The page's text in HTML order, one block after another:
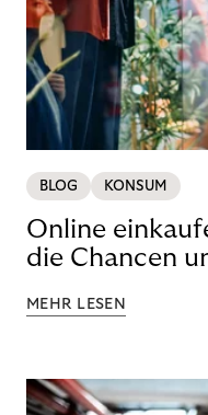
BLOG KONSUM
Online
die Chancen
MEHR LESEN